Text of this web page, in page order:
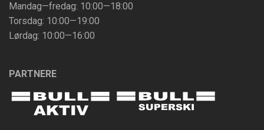
Mandag—fredag: 10:00—18:00
Torsdag: 10:00—19:00
Lørdag: 10:00—16:00
PARTNERE